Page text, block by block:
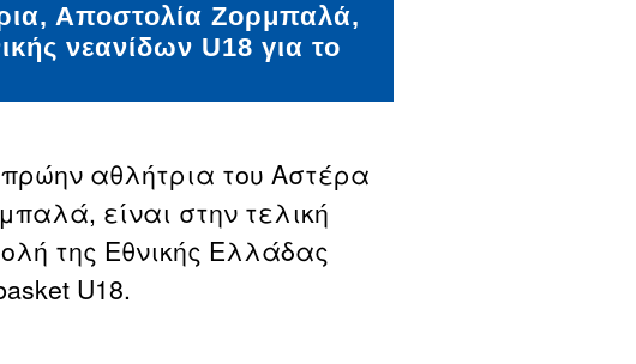
Αποστολία Ζορμπαλά,
νεανίδων U18 για το
αθλήτρια του Αστέρα
είναι στην τελική
της Εθνικής Ελλάδας
U18.